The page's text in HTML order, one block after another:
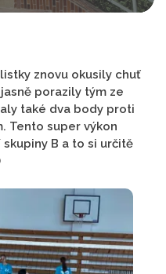
znovu okusily chuť
porazily tým ze
také dva body proti
Tento super výkon
B a to si určitě